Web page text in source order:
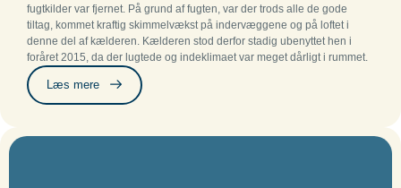
fugtkilder var fjernet. På grund af fugten, var der trods alle de gode
tiltag, kommet kraftig skimmelvækst på indervæggene og på loftet i
denne del af kælderen. Kælderen stod derfor stadig ubenyttet hen i
foråret 2015, da der lugtede og indeklimaet var meget dårligt i rummet.
Læs mere